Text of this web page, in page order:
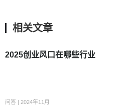
相关文章
2025创业风口在哪些行业
问答 | 2024年11月